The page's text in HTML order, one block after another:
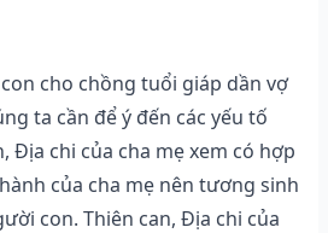
cho chồng tuổi giáp dần vợ
ta cần để ý đến các yếu tố
Địa chi của cha mẹ xem có hợp
của cha mẹ nên tương sinh
con. Thiên can, Địa chi của